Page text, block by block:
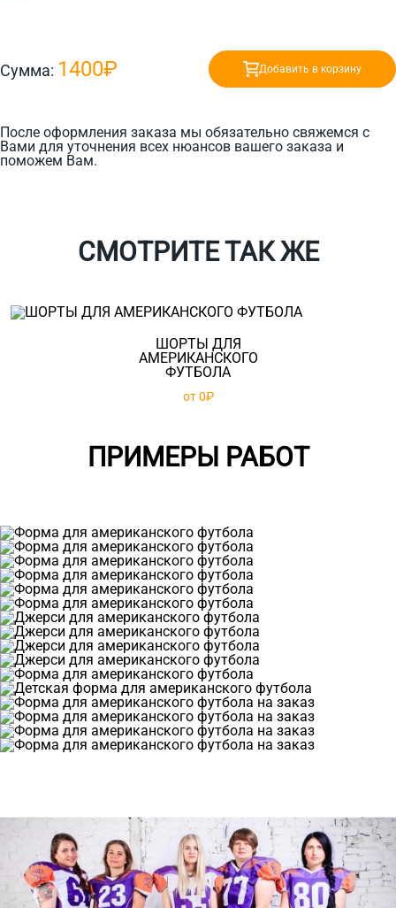
После оформления заказа мы обязательно свяжемся с
Вами для уточнения всех нюансов вашего заказа и
поможем Вам.
Сумма: 1400₽ Добавить в корзину
СМОТРИТЕ ТАК ЖЕ
ШОРТЫ ДЛЯ
АМЕРИКАНСКОГО
ФУТБОЛА
от 0₽
ПРИМЕРЫ РАБОТ